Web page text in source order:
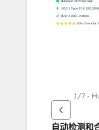
項
目
1/7 -
自动检测和